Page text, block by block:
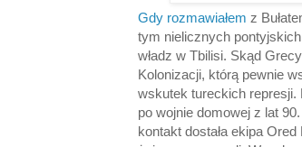
Gdy rozmawiałem z
tym nielicznych
władz w Tbilisi. Skąd
Kolonizacji, którą pewnie
wskutek tureckich represji.
po wojnie domowej z lat
kontakt dostała ekipa